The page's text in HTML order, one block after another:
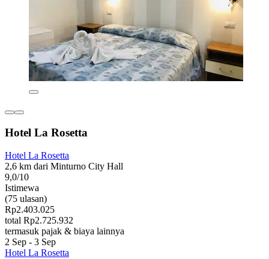
Hotel La Rosetta
Hotel La Rosetta
2,6 km dari Minturno City Hall
9,0/10
Istimewa
(75 ulasan)
Rp2.403.025
total Rp2.725.932
termasuk pajak & biaya lainnya
2 Sep - 3 Sep
Hotel La Rosetta